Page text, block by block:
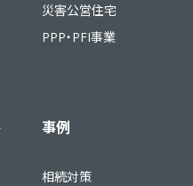
災害公営住宅
PPP・PFI事業
事例
相続対策